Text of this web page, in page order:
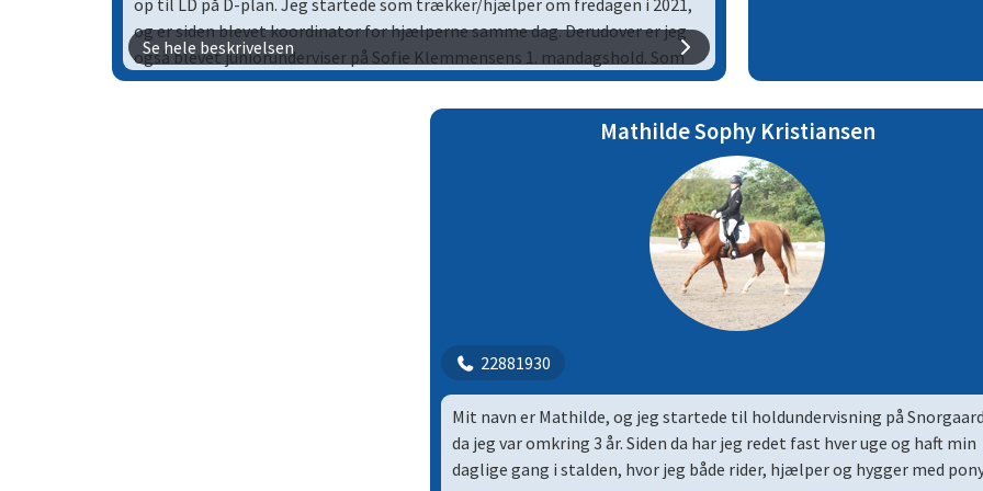
op til LD på D-plan. Jeg startede som trækker/hjælper om fredagen i 2021,
og er siden blevet koordinator for hjælperne samme dag. Derudover er jeg
også blevet juniorunderviser på Sofie Klemmensens 1. mandagshold. Som
juniorunderviser vil jeg gerne skabe en tryg oplevelse, hvor eleverne udvikler
Se hele beskrivelsen
Mathilde Sophy Kristiansen
22881930
Mit navn er Mathilde, og jeg startede til holdundervisning på
da jeg var omkring 3 år. Siden da har jeg redet fast hver uge og haft min
daglige gang i stalden, hvor jeg både rider, hjælper og hygger med